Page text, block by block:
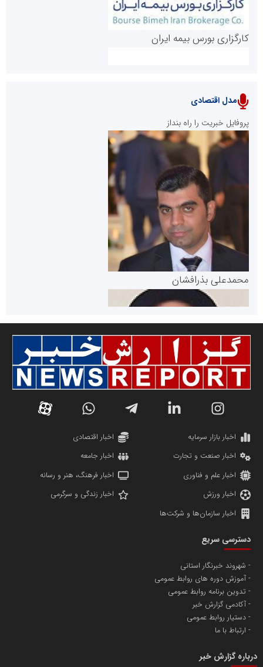
پایگاه خبری نهضت ملی مسکن
پایگاه خبری گفتمان یزد
دانشگاه سئوی ایران
پایگاه اطلاع رسانی اعتلای نهادهای مردمی
کارگزاری بورس بیمه ایران
سازمان بورس و اوراق بهادار
مرجع اخبار موثق در بازارسرمایه
سازمان صنعت،معدن و تجارت
تامین آهن اسفنجی تولیدکنندگان فولاد در کشور
مدل اقتصادی
پروفایل خبریت را راه بنداز
محمدعلی بذرافشان
مریم حاج نوروز نظری
مسعودصادقی
اخبار بازار سرمایه
اخبار اقتصادی
اخبار صنعت و تجارت
اخبار جامعه
اخبار علم و فناوری
اخبار فرهنگ، هنر و رسانه
اخبار ورزش
اخبار زندگی و سرگرمی
اخبار سازمان‌ها و شرکت‌ها
دسترسی سریع
شهروند خبرنگار استانی
آموزش دوره های روابط عمومی
تدوین برنامه روابط عمومی
آکادمی گزارش خبر
دستیار روابط عمومی
ارتباط با ما
درباره گزارش خبر